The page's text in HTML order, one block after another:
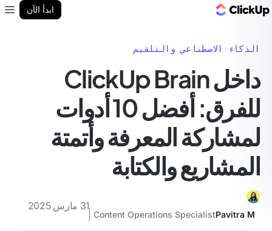
ابدأ الآن
الذكاء الاصطناعي والتلقيم
داخل ClickUp Brain
للفرق: أفضل 10 أدوات
لمشاركة المعرفة وأتمتة
المشاريع والكتابة
Pavitra M
Content Operations Specialist
31 مارس 2025